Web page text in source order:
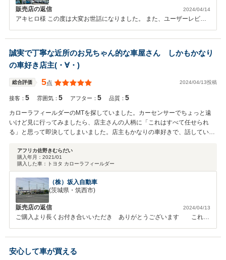
販売店の返信 2024/04/14
アキヒロ様 この度は大変お世話になりました。 また、ユーザーレビュ
ー投稿もありがとうございます。 今後のメンテナンスや保険の事等何
なりとご相談くださいませ。 アキヒロ様に選んでいただいて本当に感
謝しています。 今後ともＵ－ＣＡＲ箕面店をよろしくお願いいたしま
す。
誠実で丁寧な近所のお兄ちゃん的な車屋さん しかもかなり
の車好き店主(・∀・)
総合評価 5点 2024/04/13投稿
接客：5 雰囲気：5 アフター：5 品質：5
カローラフィールダーのMTを探していました。カーセンサーでちょっと遠
いけど見に行ってみましたら、店主さんの人柄に「これはすべて任せられ
る」と思って即決してしまいました。店主もかなりの車好きで、話していて
買った車もあるのですが、何度かそちらも修理してもらったりもしました。
ぜひまたおせわになりますのでぜひよろしくお願いします。アフリカきむら
だい
アフリカ佐野きむらだい
購入年月： 2021/01
購入した車：
トヨタ カローラフィールダー
（株）坂入自動車
(茨城県・筑西市)
販売店の返信 2024/04/13
ご購入より長くお付き合いいただき ありがとうございます これか
安心して車が買える